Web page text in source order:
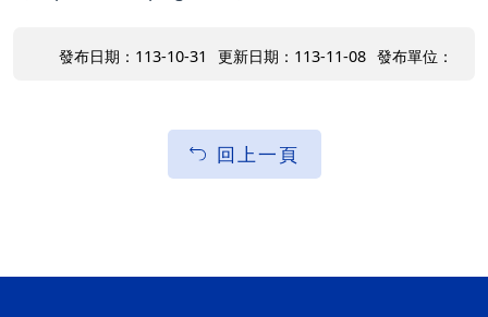
發布日期：113-10-31 更新日期：113-11-08 發布單位：
回上一頁